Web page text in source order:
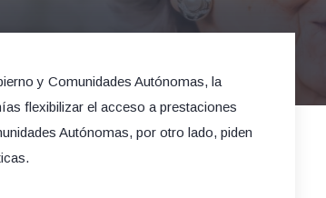
y Comunidades Autónomas, la
flexibilizar el acceso a prestaciones
Autónomas, por otro lado, piden